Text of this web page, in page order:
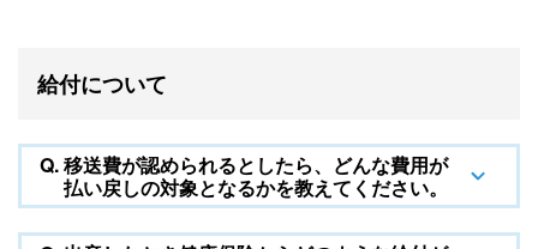
給付について
Q.移送費が認められるとしたら、どんな費用が
払い戻しの対象となるかを教えてください。